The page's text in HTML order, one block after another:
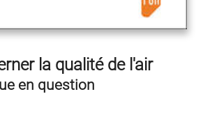
la qualité de l'air
en question